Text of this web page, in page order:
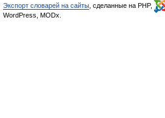
Экспорт словарей на сайты , сделанные на PHP,
WordPress, MODx.